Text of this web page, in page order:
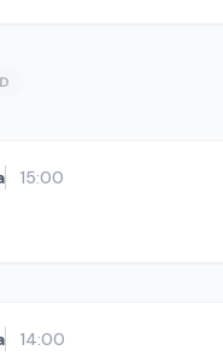
15:00
14:00